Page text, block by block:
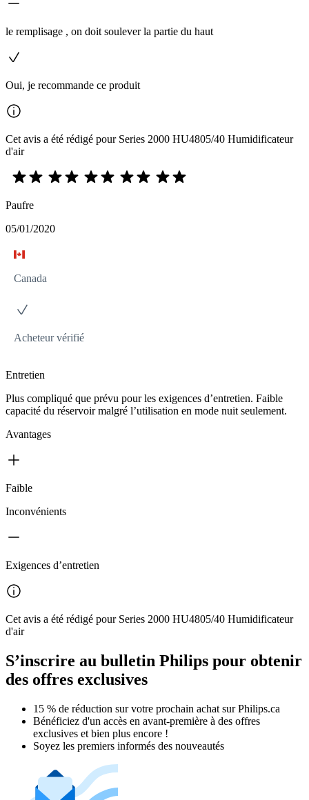
le remplisage , on doit soulever la partie du haut
Oui, je recommande ce produit
Cet avis a été rédigé pour Series 2000 HU4805/40 Humidificateur
d'air
Paufre
05/01/2020
Canada
Acheteur vérifié
Entretien
Plus compliqué que prévu pour les exigences d’entretien. Faible
capacité du réservoir malgré l’utilisation en mode nuit seulement.
Avantages
Faible
Inconvénients
Exigences d’entretien
Cet avis a été rédigé pour Series 2000 HU4805/40 Humidificateur
d'air
S’inscrire au bulletin Philips pour obtenir
des offres exclusives
15 % de réduction sur votre prochain achat sur Philips.ca​
Bénéficiez d'un accès en avant-première à des offres
exclusives et bien plus encore !
Soyez les premiers informés des nouveautés